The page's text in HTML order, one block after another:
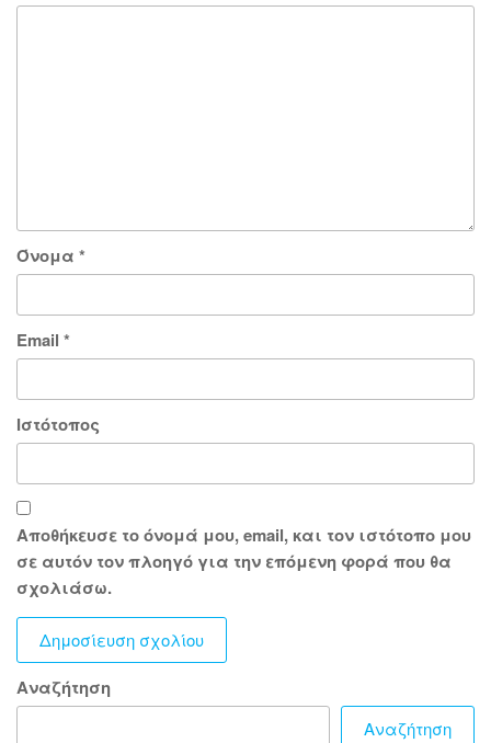
Όνομα *
Email *
Ιστότοπος
Αποθήκευσε το όνομά μου, email, και τον ιστότοπο μου
σε αυτόν τον πλοηγό για την επόμενη φορά που θα
σχολιάσω.
Αναζήτηση
Αναζήτηση